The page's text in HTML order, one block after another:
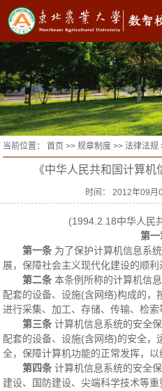
当前位置：首页 >>规章制度 >> 法律法规
《中华人民共和国计算机
时间： 2012年09月
(1994.2.18中华人民
第一
第一条 为了保护计算机信息系
展，保障社会主义现代化建设的顺利
第二条 本条例所称的计算机信
配套的设备、设施(含网络)构成的，
进行采集、加工、存储、传输、检索
第三条 计算机信息系统的安全
配套的设备、设施(含网络)的安全，
全，保障计算机功能的正常发挥，以
第四条 计算机信息系统的安全
建设、国防建设、尖端科学技术等重